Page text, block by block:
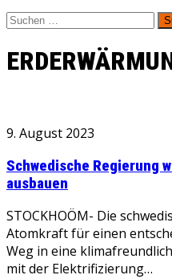
Suchen
nach:
9. August 2023
Schwedische Regierung
ausbauen
STOCKHOÖM- Die
Atomkraft für einen
Weg in eine
mit der Elektrifizierung…